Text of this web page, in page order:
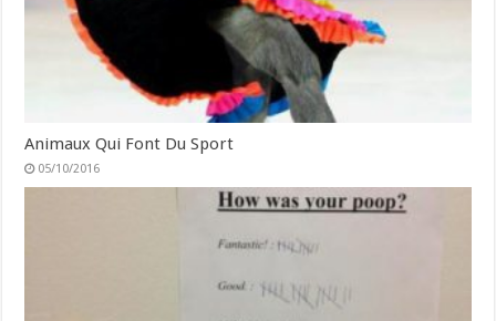
Animaux Qui Font Du Sport
05/10/2016